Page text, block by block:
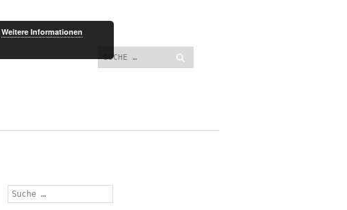
Suchen
Menü
Zum Inhalt springen
Suchen
Weitere Informationen